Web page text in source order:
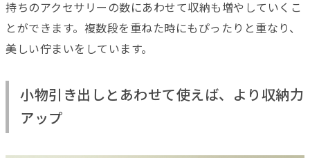
持ちのアクセサリーの数にあわせて収納も増やしていくこ
とができます。複数段を重ねた時にもぴったりと重なり、
美しい佇まいをしています。
小物引き出しとあわせて使えば、より収納力
アップ